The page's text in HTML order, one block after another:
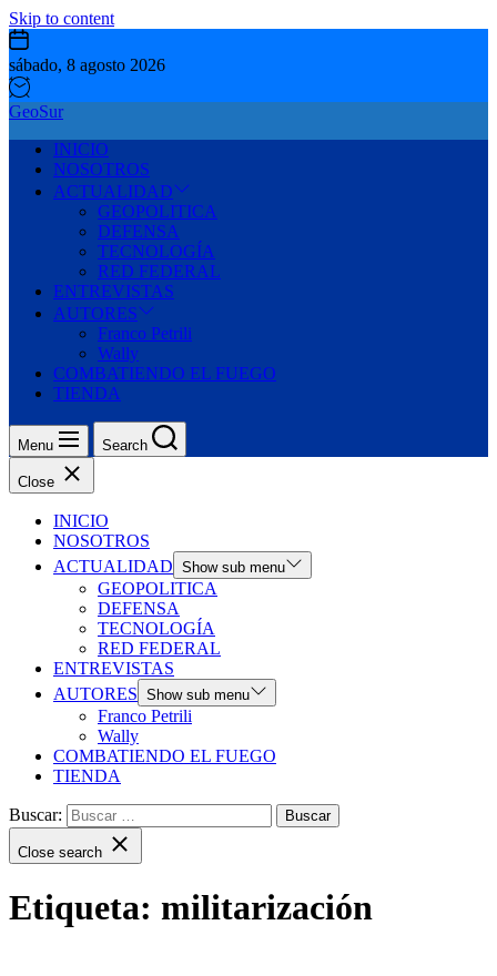
Skip to content
sábado, 8 agosto 2026
GeoSur
INICIO
NOSOTROS
ACTUALIDAD
GEOPOLITICA
DEFENSA
TECNOLOGÍA
RED FEDERAL
ENTREVISTAS
AUTORES
Franco Petrili
Wally
COMBATIENDO EL FUEGO
TIENDA
Menu Search
Close
INICIO
NOSOTROS
ACTUALIDAD Show sub menu
GEOPOLITICA
DEFENSA
TECNOLOGÍA
RED FEDERAL
ENTREVISTAS
AUTORES Show sub menu
Franco Petrili
Wally
COMBATIENDO EL FUEGO
TIENDA
Buscar:
Close search
Etiqueta: militarización